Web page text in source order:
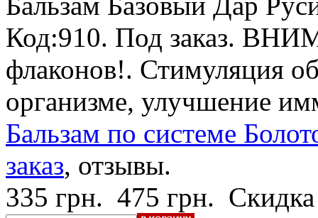
Код:910. Под заказ.
флаконов!. Стимуляция
организме, улучшение
Бальзам по системе
заказ, отзывы.
335 грн. 475 грн.